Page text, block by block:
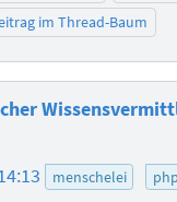
im Thread-Baum
menschelei